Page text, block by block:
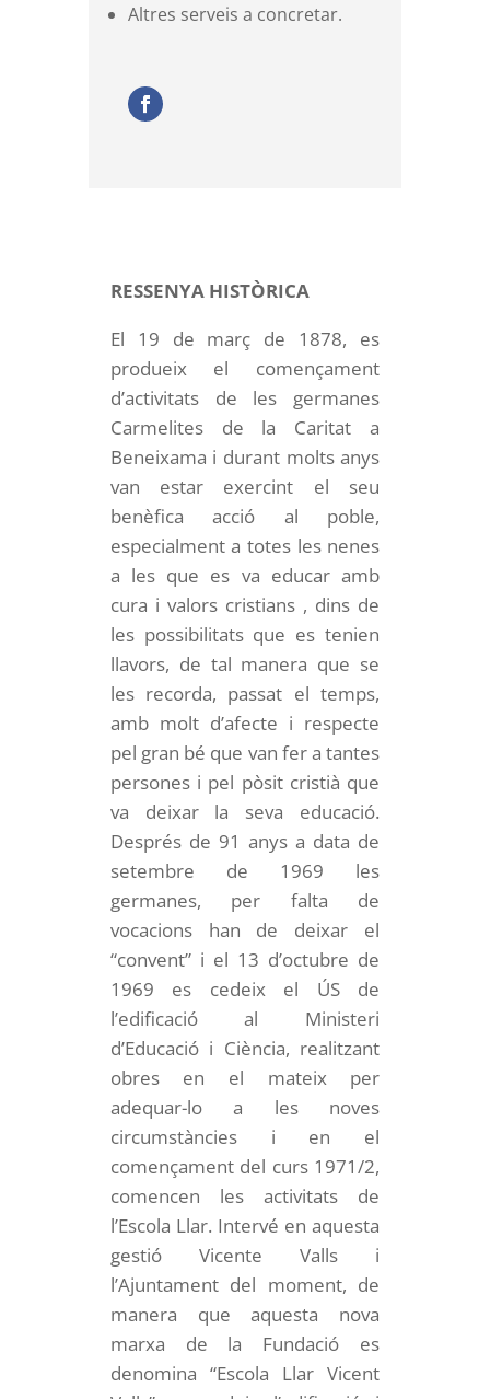
Altres serveis a concretar.
RESSENYA HISTÒRICA
El 19 de març de 1878, es
produeix el començament
d’activitats de les germanes
Carmelites de la Caritat a
Beneixama i durant molts anys
van estar exercint el seu
benèfica acció al poble,
especialment a totes les nenes
a les que es va educar amb
cura i valors cristians , dins de
les possibilitats que es tenien
llavors, de tal manera que se
les recorda, passat el temps,
amb molt d’afecte i respecte
pel gran bé que van fer a tantes
persones i pel pòsit cristià que
va deixar la seva educació.
Després de 91 anys a data de
setembre de 1969 les
germanes, per falta de
vocacions han de deixar el
“convent” i el 13 d’octubre de
1969 es cedeix el ÚS de
l’edificació al Ministeri
d’Educació i Ciència, realitzant
obres en el mateix per
adequar-lo a les noves
circumstàncies i en el
començament del curs 1971/2,
comencen les activitats de
l’Escola Llar. Intervé en aquesta
gestió Vicente Valls i
l’Ajuntament del moment, de
manera que aquesta nova
marxa de la Fundació es
denomina “Escola Llar Vicent